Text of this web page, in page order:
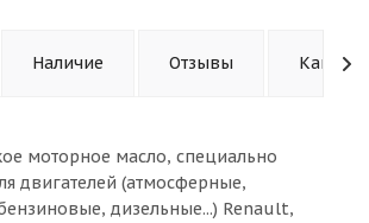
Наличие Отзывы Как
моторное масло, специально
двигателей (атмосферные,
дизельные...) Renault,